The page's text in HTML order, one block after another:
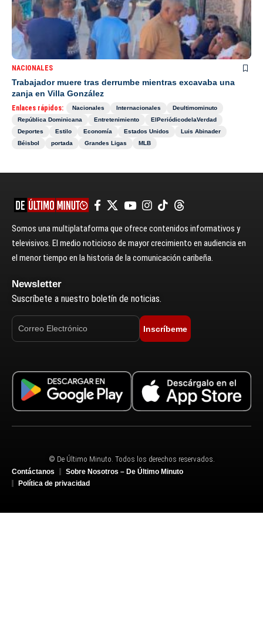
NACIONALES
Trabajador muere tras derrumbe mientras excavaba una
zanja en Villa González
Enlaces rápidos: Nacionales Internacionales
Deultimominuto
República Dominicana
Entretenimiento
ElPeriódicodelaVerdad
Deportes
Estilo Economía Estados Unidos
Luis Abinader
Béisbol
portada Grandes Ligas MLB
Somos una multiplataforma que ofrece contenidos informativos y
televisivos. El medio noticioso de mayor crecimiento en audiencia en
el menor tiempo en la historia de la comunicación caribeña.
Newsletter
Suscríbete a nuestro boletín de noticias.
Inscríbeme
© De Último Minuto. Todos los derechos reservados.
Contáctanos
Sobre Nosotros – De Último Minuto
Política de privacidad